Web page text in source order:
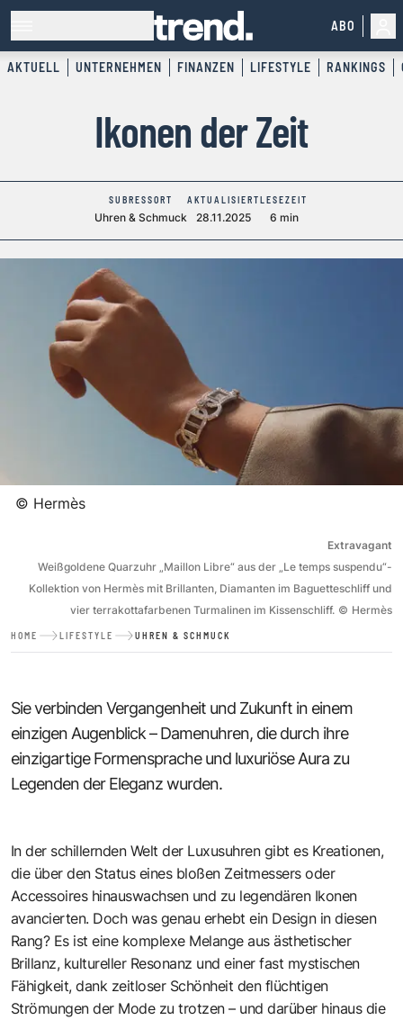
ABO
AKTUELL UNTERNEHMEN FINANZEN LIFESTYLE RANKINGS
Ikonen der Zeit
SUBRESSORT
Uhren & Schmuck
AKTUALISIERT
28.11.2025
LESEZEIT
6 min
© Hermès
Extravagant
Weißgoldene Quarzuhr „Maillon Libre“ aus der „Le temps suspendu“-
Kollektion von Hermès mit Brillanten, Diamanten im Baguetteschliff und
vier terrakottafarbenen Turmalinen im Kissenschliff. © Hermès
HOME LIFESTYLE UHREN & SCHMUCK
Sie verbinden Vergangenheit und Zukunft in einem
einzigen Augenblick – Damenuhren, die durch ihre
einzigartige Formensprache und luxuriöse Aura zu
Legenden der Eleganz wurden.
In der schillernden Welt der Luxusuhren gibt es Kreationen,
die über den Status eines bloßen Zeitmessers oder
Accessoires hinauswachsen und zu legendären Ikonen
avancierten. Doch was genau erhebt ein Design in diesen
Rang? Es ist eine komplexe Melange aus ästhetischer
Brillanz, kultureller Resonanz und einer fast mystischen
Fähigkeit, dank zeitloser Schönheit den flüchtigen
Strömungen der Mode zu trotzen – und darüber hinaus die